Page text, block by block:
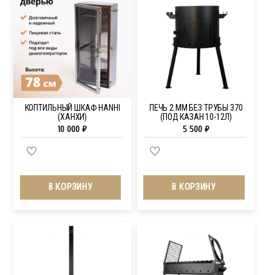
КОПТИЛЬНЫЙ ШКАФ HANHI
(ХАНХИ)
10 000₽
В КОРЗИНУ
ПЕЧЬ 2 ММ БЕЗ ТРУБЫ 370
(ПОД КАЗАН 10-12Л)
5 500 ₽
В КОРЗИНУ